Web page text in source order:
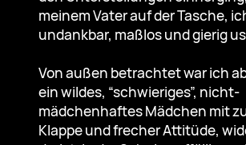
meinem Vater auf der Tasche,
undankbar, maßlos und gierig
Von außen betrachtet war ich
ein wildes, “schwieriges”, nicht-
mädchenhaftes Mädchen mit
Klappe und frecher Attitüde,